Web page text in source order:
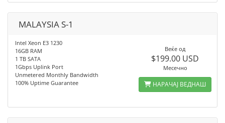
MALAYSIA S-1
Intel Xeon E3 1230
16GB RAM
1 TB SATA
1Gbps Uplink Port
Unmetered Monthly Bandwidth
100% Uptime Guarantee
Веќе од
$199.00 USD
Месечно
НАРАЧАЈ ВЕДНАШ